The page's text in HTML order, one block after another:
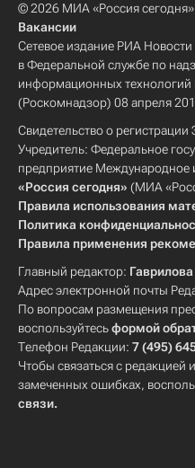
© 2026 МИА «Россия сегодня»
Вакансии
Сетевое издание РИА Новости
в Федеральной службе по
информационных
(Роскомнадзор) 08 апреля
Свидетельство о
Учредитель: Федеральное
предприятие Международное
«Россия сегодня» (МИА
Правила использования
Политика
Правила применения
Главный редактор:
Адрес электронной почты
По вопросам размещения
воспользуйтесьформой
Телефон Редакции: 7 (495)
Чтобы связаться с редакцией
замеченных ошибках,
связи.